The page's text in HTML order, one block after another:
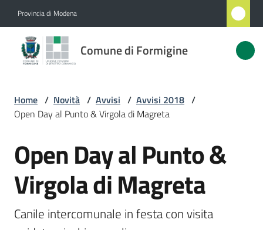
Provincia di Modena
Comune di Formigine
Comune
di
Novità
Menu selezionato
Servizi
Vivere
Home / Novità / Avvisi / Avvisi 2018 /
Open Day al Punto & Virgola di Magreta
Salta al contenuto
Open Day al Punto &
Virgola di Magreta
Canile intercomunale in festa con visita